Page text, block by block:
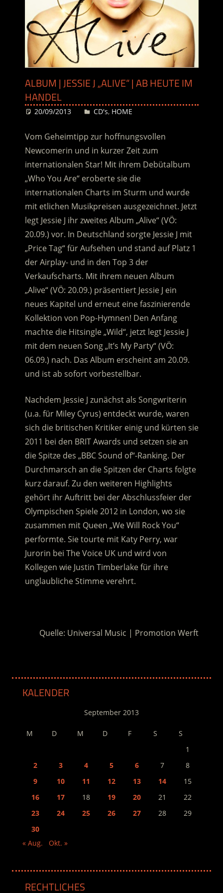
ALBUM | JESSIE J „ALIVE“ | AB HEUTE IM
HANDEL
20/09/2013 Desiree
CD's, HOME
Vom Geheimtipp zur hoffnungsvollen
Newcomerin und in kurzer Zeit zum
internationalen Star! Mit ihrem Debütalbum
„Who You Are“ eroberte sie die
internationalen Charts im Sturm und wurde
mit etlichen Musikpreisen ausgezeichnet. Jetzt
legt Jessie J ihr zweites Album „Alive“ (VÖ:
20.09.) vor. In Deutschland sorgte Jessie J mit
„Price Tag“ für Aufsehen und stand auf Platz 1
der Airplay- und in den Top 3 der
Verkaufscharts. Mit ihrem neuen Album
„Alive“ (VÖ: 20.09.) präsentiert Jessie J ein
neues Kapitel und erneut eine faszinierende
Kollektion von Pop-Hymnen! Den Anfang
machte die Hitsingle „Wild“, jetzt legt Jessie J
mit dem neuen Song „It’s My Party“ (VÖ:
06.09.) nach. Das Album erscheint am 20.09.
und ist ab sofort vorbestellbar.
Nachdem Jessie J zunächst als Songwriterin
(u.a. für Miley Cyrus) entdeckt wurde, waren
sich die britischen Kritiker einig und kürten sie
2011 bei den BRIT Awards und setzen sie an
die Spitze des „BBC Sound of“-Ranking. Der
Durchmarsch an die Spitzen der Charts folgte
kurz darauf. Zu den weiteren Highlights
gehört ihr Auftritt bei der Abschlussfeier der
Olympischen Spiele 2012 in London, wo sie
zusammen mit Queen „We Will Rock You“
performte. Sie tourte mit Katy Perry, war
Jurorin bei The Voice UK und wird von
Kollegen wie Justin Timberlake für ihre
unglaubliche Stimme verehrt.
Quelle: Universal Music | Promotion Werft
KALENDER
September 2013
M D M D F S
S
1
2
3 4 5 6 7
8
9
10 11 12 13 14
15
16
17 18 19 20 21
22
23
24 25 26 27 28
29
30
« Aug.
Okt. »
RECHTLICHES